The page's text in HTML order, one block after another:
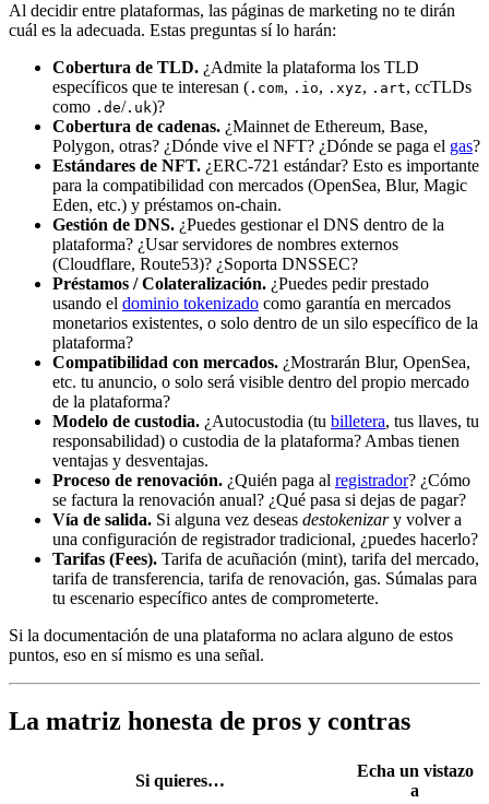
Al decidir entre plataformas, las páginas de marketing no te dirán
cuál es la adecuada. Estas preguntas sí lo harán:
Cobertura de TLD. ¿Admite la plataforma los TLD
específicos que te interesan ( .com, .io, .xyz, .art, ccTLDs
como .de/ .uk)?
Cobertura de cadenas. ¿Mainnet de Ethereum, Base,
Polygon, otras? ¿Dónde vive el NFT? ¿Dónde se paga el gas?
Estándares de NFT. ¿ERC-721 estándar? Esto es importante
para la compatibilidad con mercados (OpenSea, Blur, Magic
Eden, etc.) y préstamos on-chain.
Gestión de DNS. ¿Puedes gestionar el DNS dentro de la
plataforma? ¿Usar servidores de nombres externos
(Cloudflare, Route53)? ¿Soporta DNSSEC?
Préstamos / Colateralización. ¿Puedes pedir prestado
usando el dominio tokenizado como garantía en mercados
monetarios existentes, o solo dentro de un silo específico de la
plataforma?
Compatibilidad con mercados. ¿Mostrarán Blur, OpenSea,
etc. tu anuncio, o solo será visible dentro del propio mercado
de la plataforma?
Modelo de custodia. ¿Autocustodia (tu billetera, tus llaves, tu
responsabilidad) o custodia de la plataforma? Ambas tienen
ventajas y desventajas.
Proceso de renovación. ¿Quién paga al registrador? ¿Cómo
se factura la renovación anual? ¿Qué pasa si dejas de pagar?
Vía de salida. Si alguna vez deseas destokenizary volver a
una configuración de registrador tradicional, ¿puedes hacerlo?
Tarifas (Fees). Tarifa de acuñación (mint), tarifa del mercado,
tarifa de transferencia, tarifa de renovación, gas. Súmalas para
tu escenario específico antes de comprometerte.
Si la documentación de una plataforma no aclara alguno de estos
puntos, eso en sí mismo es una señal.
La matriz honesta de pros y contras
Si quieres…
Echa un vistazo
a